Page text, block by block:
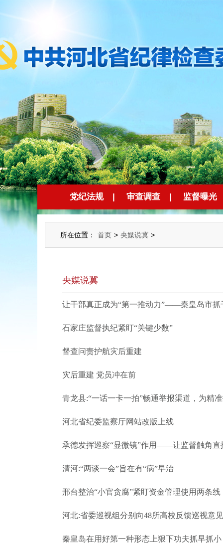
党纪法规 | 审查调查 | 监督曝光
所在位置： 首页 > 央媒说冀 >
央媒说冀
让干部真正成为“第一推动力”——秦皇岛市抓
石家庄监督执纪紧盯“关键少数”
督查问责护航灾后重建
灾后重建 党员冲在前
青龙县:“一话一卡一拍”畅通举报渠道，为精
河北省纪委监察厅网站改版上线
承德发挥巡察“显微镜”作用——让监督触角直
清河:“两谈一会”旨在有“病”早治
邢台整治“小官贪腐”紧盯资金管理使用两条线
河北:省委巡视组分别向48所高校反馈巡视意见
秦皇岛在用好第一种形态上狠下功夫抓早抓